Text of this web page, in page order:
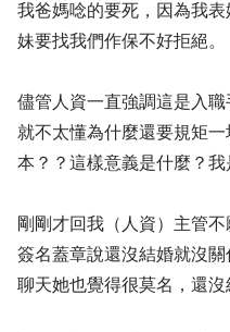
我爸媽唸的要死，因為我
妹要找我們作保不好拒絕。
儘管人資一直強調這是入
就不太懂為什麼還要規矩
本？？這樣意義是什麼？我
剛剛才回我（人資）主管
簽名蓋章說還沒結婚就沒
聊天她也覺得很莫名，還